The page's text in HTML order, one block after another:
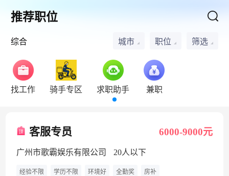
推荐职位
综合 城市 职位 筛选
找工作 骑手专区 求职助手 兼职
客服专员 6000-9000元
广州市歌霸娱乐有限公司 20人以下
经验不限 学历不限 环境好 全勤奖 房补